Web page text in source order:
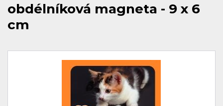
obdélníková magneta - 9 x 6
cm